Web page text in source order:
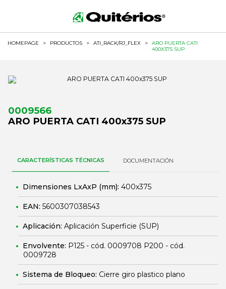
HOMEPAGE > PRODUCTOS > ATI_RACK/RJ_FLEX >
ARO PUERTA CATI
400X375 SUP
0009566
ARO PUERTA CATI 400x375 SUP
CARACTERÍSTICAS TÉCNICAS DOCUMENTACIÓN
Dimensiones LxAxP (mm): 400x375
EAN: 5600307038543
Aplicación: Aplicación Superficie (SUP)
Envolvente: P125 - cód. 0009708 P200 - cód.
0009728
Sistema de Bloqueo: Cierre giro plastico plano